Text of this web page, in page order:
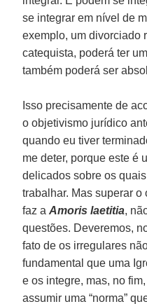
se integrar em nível de
exemplo, um divorciado
catequista, poderá ter
também poderá ser
Isso precisamente de
o objetivismo jurídico
quando eu tiver
me deter, porque este é
delicados sobre os
trabalhar. Mas superar
faz aAmoris laetitia,
questões. Deveremos,
fato de os irregulares
fundamental que uma
e os integre, mas, no
assumir uma “norma”